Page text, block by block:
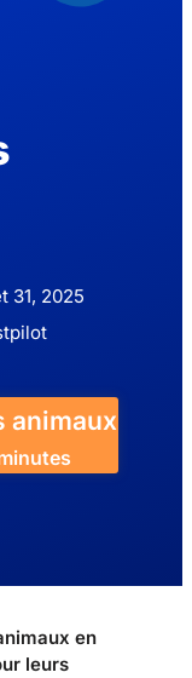
31, 2025
animaux
en
leurs